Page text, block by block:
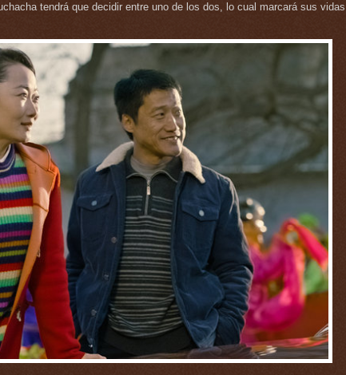
tendrá que decidir entre uno de los dos, lo cual marcará sus vidas